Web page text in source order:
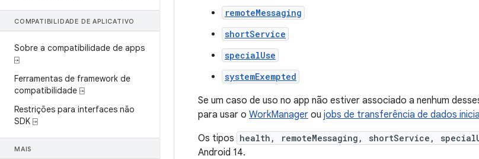
COMPATIBILIDADE DE APLICATIVO
Sobre a compatibilidade de apps
⍈
Ferramentas de framework de
compatibilidade ⍈
Restrições para interfaces não
SDK ⍈
MAIS
remoteMessaging
shortService
specialUse
systemExempted
Se um caso de uso no app não estiver associado a nenhum
para usar o WorkManager ou jobs de transferência de dados
Os tipos health, remoteMessaging, shortService,
Android 14.